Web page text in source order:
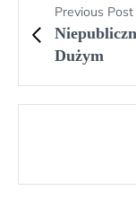
Previous Post
Dużym